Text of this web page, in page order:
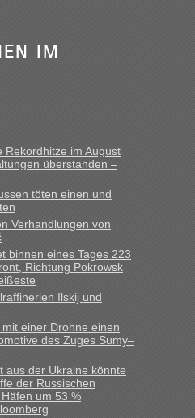
die Frau mit dabei ist.
schließlich immer unter
sagen dass das privat ist
So lange das nicht
das nicht neu sollte es
• Deklaration
ich hier richtig bin mit meiner
mit gebrauchter
in die Ukraine
Kleidung...“
• Re: An welchem
und der Ukraine geht es am
im
Rekordhitze im August
überstanden –
töten einen und
Verhandlungen von
binnen eines Tages 223
Richtung Pokrowsk
Ilskij und
einer Drohne einen
des Zuges Sumy–
aus der Ukraine könnte
der Russischen
um 53 %